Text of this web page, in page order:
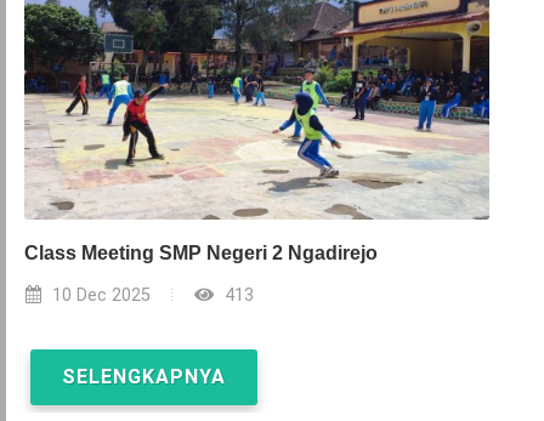
Class Meeting SMP Negeri 2 Ngadirejo
10 Dec 2025 413
SELENGKAPNYA